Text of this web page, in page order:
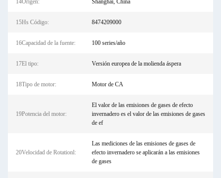
14Origen: Shanghái, China
15Hs Código: 8474209000
16Capacidad de la fuente: 100 series/año
17El tipo: Versión europea de la molienda áspera
18Tipo de motor: Motor de CA
19Potencia del motor:
El valor de las emisiones de gases de efecto
invernadero es el valor de las emisiones de gases
de ef
20Velocidad de Rotationl:
Las mediciones de las emisiones de gases de
efecto invernadero se aplicarán a las emisiones
de gases